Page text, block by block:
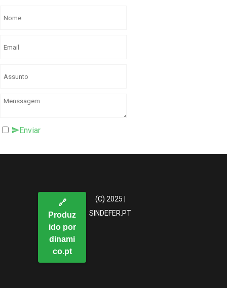
Enviar
🔗
Produz
ido por
dinami
co.pt
(C) 2025 |
SINDEFER.PT